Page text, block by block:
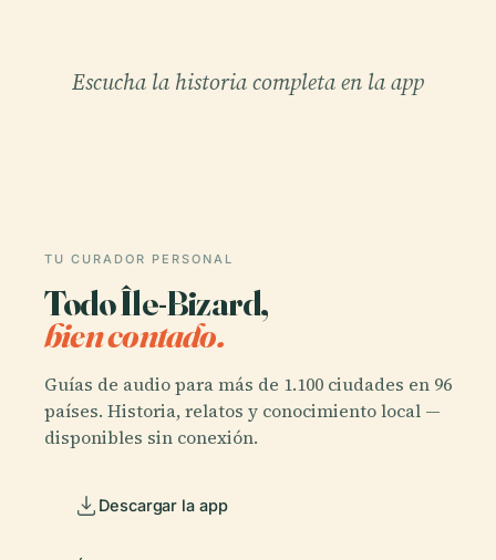
Escucha la historia completa en la app
TU CURADOR PERSONAL
Todo Île-Bizard,
bien contado.
Guías de audio para más de 1.100 ciudades en 96
países. Historia, relatos y conocimiento local —
disponibles sin conexión.
Descargar la app